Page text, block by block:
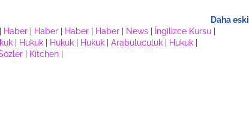
Daha eski
Haber Haber Haber Haber News İngilizce Kursu
Hukuk Hukuk Hukuk Arabuluculuk Hukuk
Kitchen